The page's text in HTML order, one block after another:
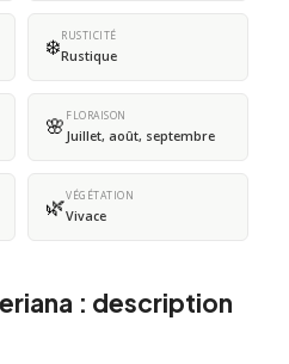
❄️RUSTICITÉ
Rustique
🌸 FLORAISON
Juillet, août, septembre
🌿VÉGÉTATION
Vivace
: description